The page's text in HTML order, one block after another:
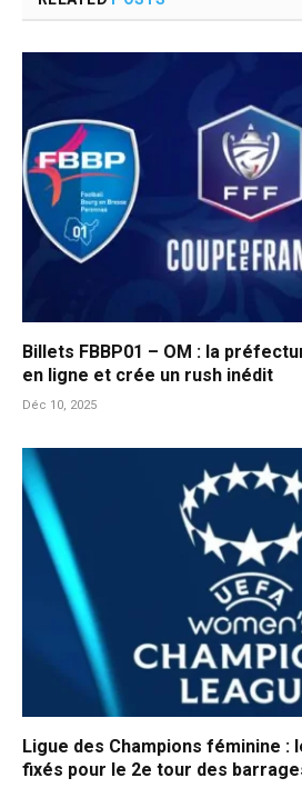
Billets FBBP01 – OM : la
en ligne et crée un rush inédit
Déc 10, 2025
Ligue des Champions féminine :
fixés pour le 2e tour des